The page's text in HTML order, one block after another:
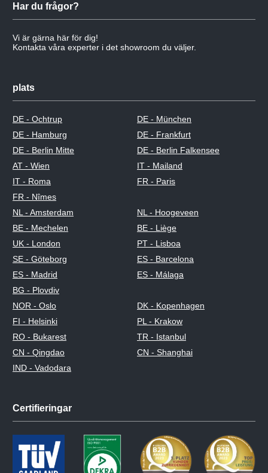
Har du frågor?
Vi är gärna här för dig!
Kontakta våra experter i det showroom du väljer.
plats
DE - Ochtrup
DE - München
DE - Hamburg
DE - Frankfurt
DE - Berlin Mitte
DE - Berlin Falkensee
AT - Wien
IT - Mailand
IT - Roma
FR - Paris
FR - Nîmes
NL - Amsterdam
NL - Hoogeveen
BE - Mechelen
BE - Liège
UK - London
PT - Lisboa
SE - Göteborg
ES - Barcelona
ES - Madrid
ES - Málaga
BG - Plovdiv
NOR - Oslo
DK - Kopenhagen
FI - Helsinki
PL - Krakow
RO - Bukarest
TR - Istanbul
CN - Qingdao
CN - Shanghai
IND - Vadodara
Certifieringar